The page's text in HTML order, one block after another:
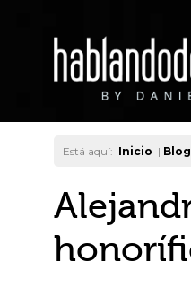
Está aquí: Inicio | Blog